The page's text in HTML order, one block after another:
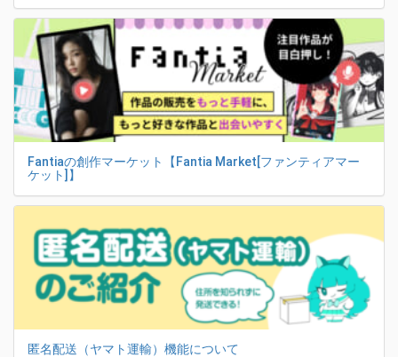
Fantiaの創作マーケット【Fantia Market[ファンティアマー
ケット]】
匿名配送（ヤマト運輸）機能について